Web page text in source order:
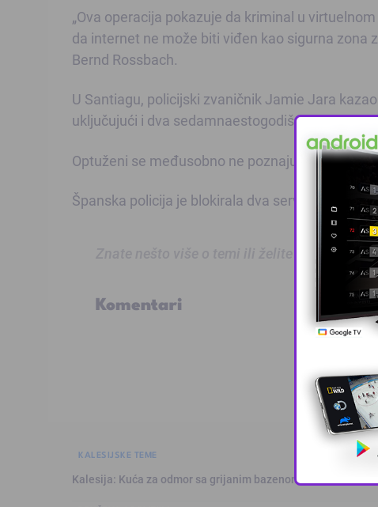
„Ova operacija pokazuje da kriminal u
da internet ne može biti viđen kao sigurna zona
Bernd Rossbach.
U Santiagu, policijski zvaničnik Jamie Jara
uključujući i dva sedamnaestogodišnjaka, te
Optuženi se međusobno ne poznaju i pušteni su
Španska policija je blokirala dva servera
Znate nešto više o temi ili želite prijaviti
Komentari
KALESIJSKE TEME
Kalesija: Kuća za odmor sa grijanim bazenom